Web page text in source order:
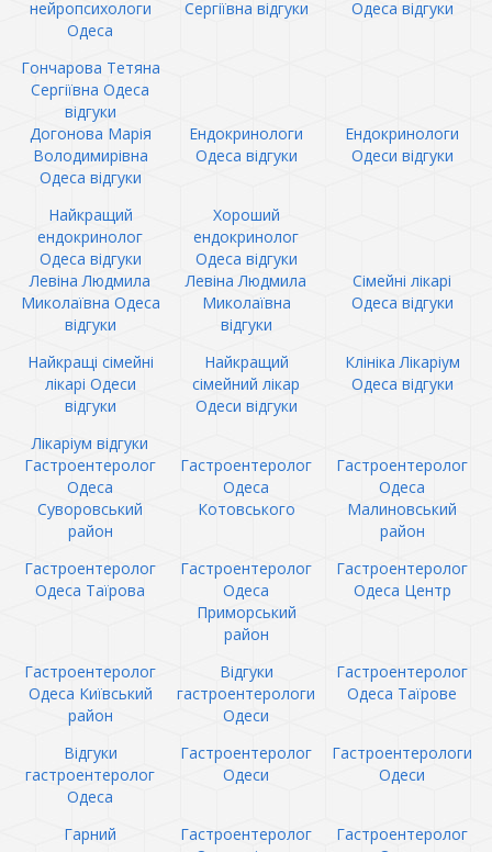
нейропсихологи
Одеса
Сергіївна відгуки
Одеса відгуки
Гончарова Тетяна
Сергіївна Одеса
відгуки
Догонова Марія
Володимирівна
Одеса відгуки
Ендокринологи
Одеса відгуки
Ендокринологи
Одеси відгуки
Найкращий
ендокринолог
Одеса відгуки
Хороший
ендокринолог
Одеса відгуки
Левіна Людмила
Миколаївна Одеса
відгуки
Левіна Людмила
Миколаївна
відгуки
Сімейні лікарі
Одеса відгуки
Найкращі сімейні
лікарі Одеси
відгуки
Найкращий
сімейний лікар
Одеси відгуки
Клініка Лікаріум
Одеса відгуки
Лікаріум відгуки
Гастроентеролог
Одеса
Суворовський
район
Гастроентеролог
Одеса
Котовського
Гастроентеролог
Одеса
Малиновський
район
Гастроентеролог
Одеса Таїрова
Гастроентеролог
Одеса
Приморський
район
Гастроентеролог
Одеса Центр
Гастроентеролог
Одеса Київський
район
Відгуки
гастроентерологи
Одеси
Гастроентеролог
Одеса Таїрове
Відгуки
гастроентеролог
Одеса
Гастроентеролог
Одеси
Гастроентерологи
Одеси
Гарний
Гастроентеролог
Гастроентеролог